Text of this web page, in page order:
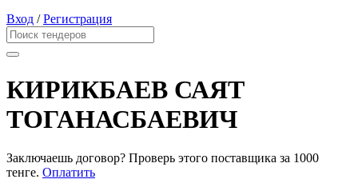
Вход /Регистрация
КИРИКБАЕВ САЯТ
ТОГАНАСБАЕВИЧ
Заключаешь договор? Проверь этого поставщика за 1000
тенге. Оплатить